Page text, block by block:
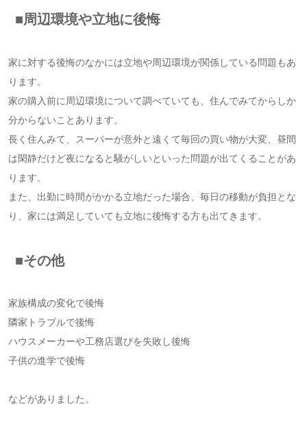
■周辺環境や立地に後悔
家に対する後悔のなかには立地や周辺環境が関係している問題もあ
ります。
家の購入前に周辺環境について調べていても、住んでみてからしか
分からないことあります。
長く住んみて、スーパーが意外と遠くて毎回の買い物が大変、昼間
は閑静だけど夜になると騒がしいといった問題が出てくることがあ
ります。
また、出勤に時間がかかる立地だった場合、毎日の移動が負担とな
り、家には満足していても立地に後悔する方も出てきます。
■その他
家族構成の変化で後悔
隣家トラブルで後悔
ハウスメーカーや工務店選びを失敗し後悔
子供の進学で後悔
などがありました。